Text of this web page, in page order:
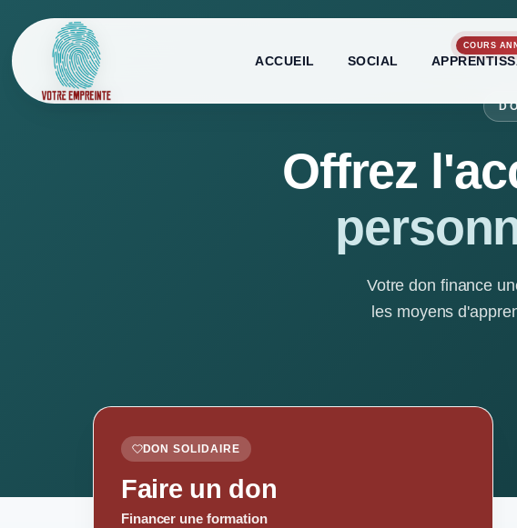
ACCUEIL SOCIAL
COURS
Offrez
Votre don finance
les moyens
DON SOLIDAIRE
Faire un don
Financer une formation